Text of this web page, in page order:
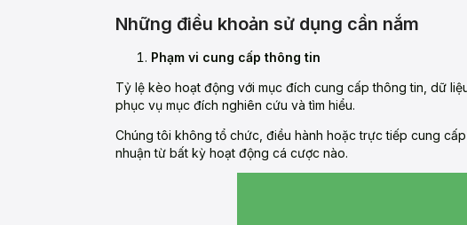
Những điều khoản sử dụng cần nắm
Phạm vi cung cấp thông tin
Tỷ lệ kèo hoạt động với mục đích cung cấp thông tin, dữ
phục vụ mục đích nghiên cứu và tìm hiểu.
Chúng tôi không tổ chức, điều hành hoặc trực tiếp cung
nhuận từ bất kỳ hoạt động cá cược nào.